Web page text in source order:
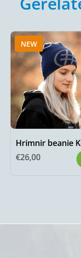
NEW
Hrimnir beanie
€26,00